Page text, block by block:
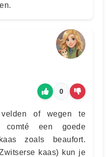
0
of wegen te
comté een goede
zoals beaufort.
kaas) kun je